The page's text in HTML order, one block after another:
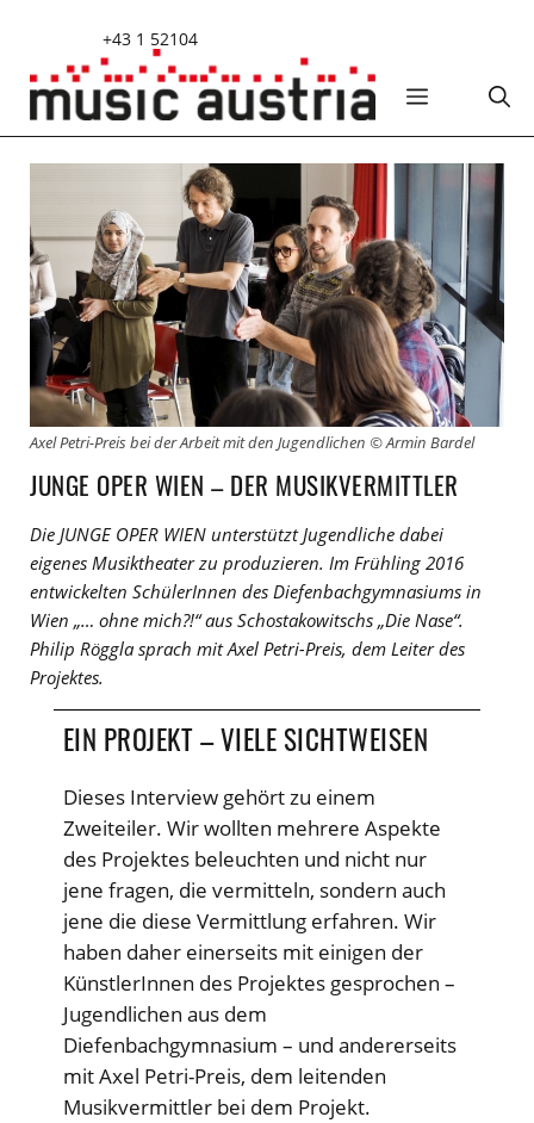
springen
+43 1 52104
MENÜ
Axel Petri-Preis bei der Arbeit mit den Jugendlichen © Armin Bardel
JUNGE OPER WIEN – DER MUSIKVERMITTLER
Die JUNGE OPER WIEN unterstützt Jugendliche dabei
eigenes Musiktheater zu produzieren. Im Frühling 2016
entwickelten SchülerInnen des Diefenbachgymnasiums in
Wien „… ohne mich?!“ aus Schostakowitschs „Die Nase“.
Philip Röggla sprach mit Axel Petri-Preis, dem Leiter des
Projektes.
EIN PROJEKT – VIELE SICHTWEISEN
Dieses Interview gehört zu einem
Zweiteiler. Wir wollten mehrere Aspekte
des Projektes beleuchten und nicht nur
jene fragen, die vermitteln, sondern auch
jene die diese Vermittlung erfahren. Wir
haben daher einerseits mit einigen der
KünstlerInnen des Projektes gesprochen –
Jugendlichen aus dem
Diefenbachgymnasium – und andererseits
mit Axel Petri-Preis, dem leitenden
Musikvermittler bei dem Projekt.